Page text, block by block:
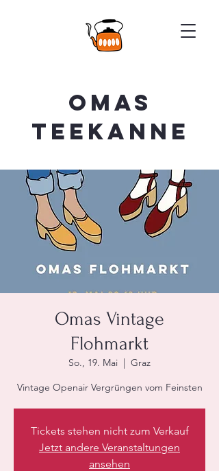
Omas
Teekanne
Omas Vintage
Flohmarkt
So., 19. Mai
  |
Graz
Vintage Openair Vergrüngen vom Feinsten
Tickets stehen nicht zum Verkauf
Jetzt andere Veranstaltungen
ansehen